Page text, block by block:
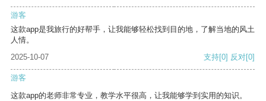
游客
这款app是我旅行的好帮手，让我能够轻松找到目的地，了解当地的风土
人情。
2025-10-07
支持[0] 反对[0]
游客
这款app的老师非常专业，教学水平很高，让我能够学到实用的知识。